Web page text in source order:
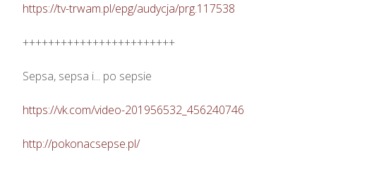
https://tv-trwam.pl/epg/audycja/prg.117538
++++++++++++++++++++++++
Sepsa, sepsa i... po sepsie
https://vk.com/video-201956532_456240746
http://pokonacsepse.pl/